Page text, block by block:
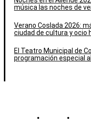
música las noches de
Verano Coslada 2026:
ciudad de cultura y ocio
El Teatro Municipal de
programación especial
Contacto